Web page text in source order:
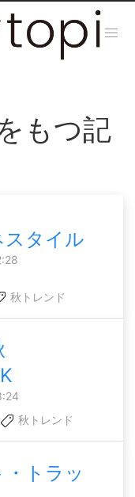
もつ記
タイル
秋トレンド
秋トレンド
トラッ